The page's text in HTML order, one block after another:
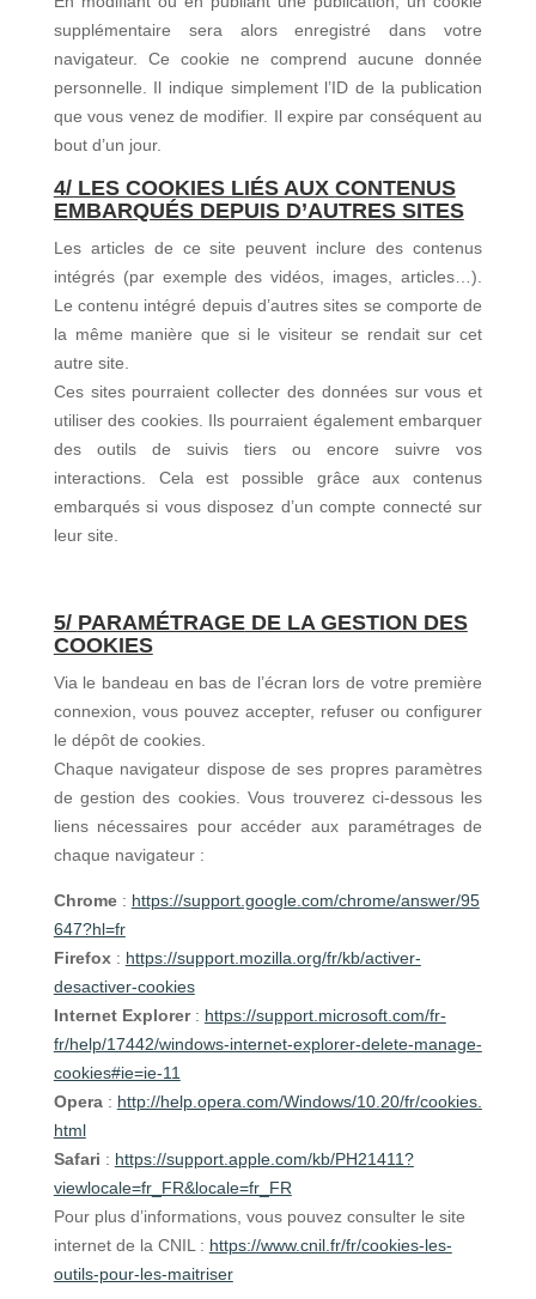
supplémentaire sera alors enregistré dans votre
navigateur. Ce cookie ne comprend aucune donnée
personnelle. Il indique simplement l’ID de la publication
que vous venez de modifier. Il expire par conséquent au
bout d’un jour.
4/ LES COOKIES LIÉS AUX CONTENUS
EMBARQUÉS DEPUIS D’AUTRES SITES
Les articles de ce site peuvent inclure des contenus
intégrés (par exemple des vidéos, images, articles…).
Le contenu intégré depuis d’autres sites se comporte de
la même manière que si le visiteur se rendait sur cet
autre site.
Ces sites pourraient collecter des données sur vous et
utiliser des cookies. Ils pourraient également embarquer
des outils de suivis tiers ou encore suivre vos
interactions. Cela est possible grâce aux contenus
embarqués si vous disposez d’un compte connecté sur
leur site.
5/ PARAMÉTRAGEDE LA GESTION DES
COOKIES
Via le bandeau en bas de l’écran lors de votre première
connexion, vous pouvez accepter, refuser ou configurer
le dépôt de cookies.
Chaque navigateur dispose de ses propres paramètres
de gestion des cookies. Vous trouverez ci-dessous les
liens nécessaires pour accéder aux paramétrages de
chaque navigateur :
Chrome: https://support.google.com/chrome/answer/95
647?hl=fr
Firefox: https://support.mozilla.org/fr/kb/activer-
desactiver-cookies
Internet Explorer: https://support.microsoft.com/fr-
fr/help/17442/windows-internet-explorer-delete-manage-
cookies#ie=ie-11
Opera: http://help.opera.com/Windows/10.20/fr/cookies.
html
Safari : https://support.apple.com/kb/PH21411?
viewlocale=fr_FR&locale=fr_FR
Pour plus d’informations, vous pouvez consulter le site
internet de la CNIL : https://www.cnil.fr/fr/cookies-les-
outils-pour-les-maitriser